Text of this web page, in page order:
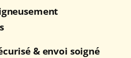
& envoi soigné